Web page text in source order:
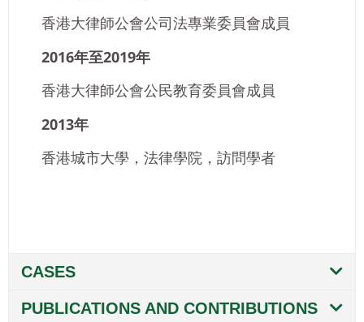
香港大律師公會公司法專業委員會成員
2016年至2019年
香港大律師公會公民教育委員會成員
2013年
香港城市大學，法律學院，訪問學者
CASES
PUBLICATIONS AND CONTRIBUTIONS